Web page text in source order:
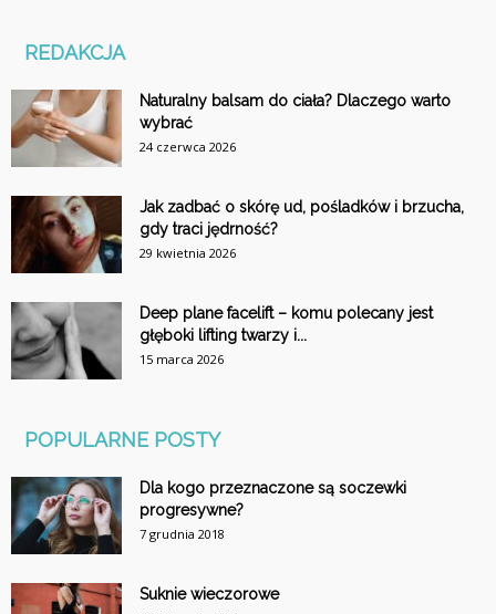
REDAKCJA
Naturalny balsam do ciała? Dlaczego warto
wybrać
24 czerwca 2026
Jak zadbać o skórę ud, pośladków i brzucha,
gdy traci jędrność?
29 kwietnia 2026
Deep plane facelift – komu polecany jest
głęboki lifting twarzy i...
15 marca 2026
POPULARNE POSTY
Dla kogo przeznaczone są soczewki
progresywne?
7 grudnia 2018
Suknie wieczorowe